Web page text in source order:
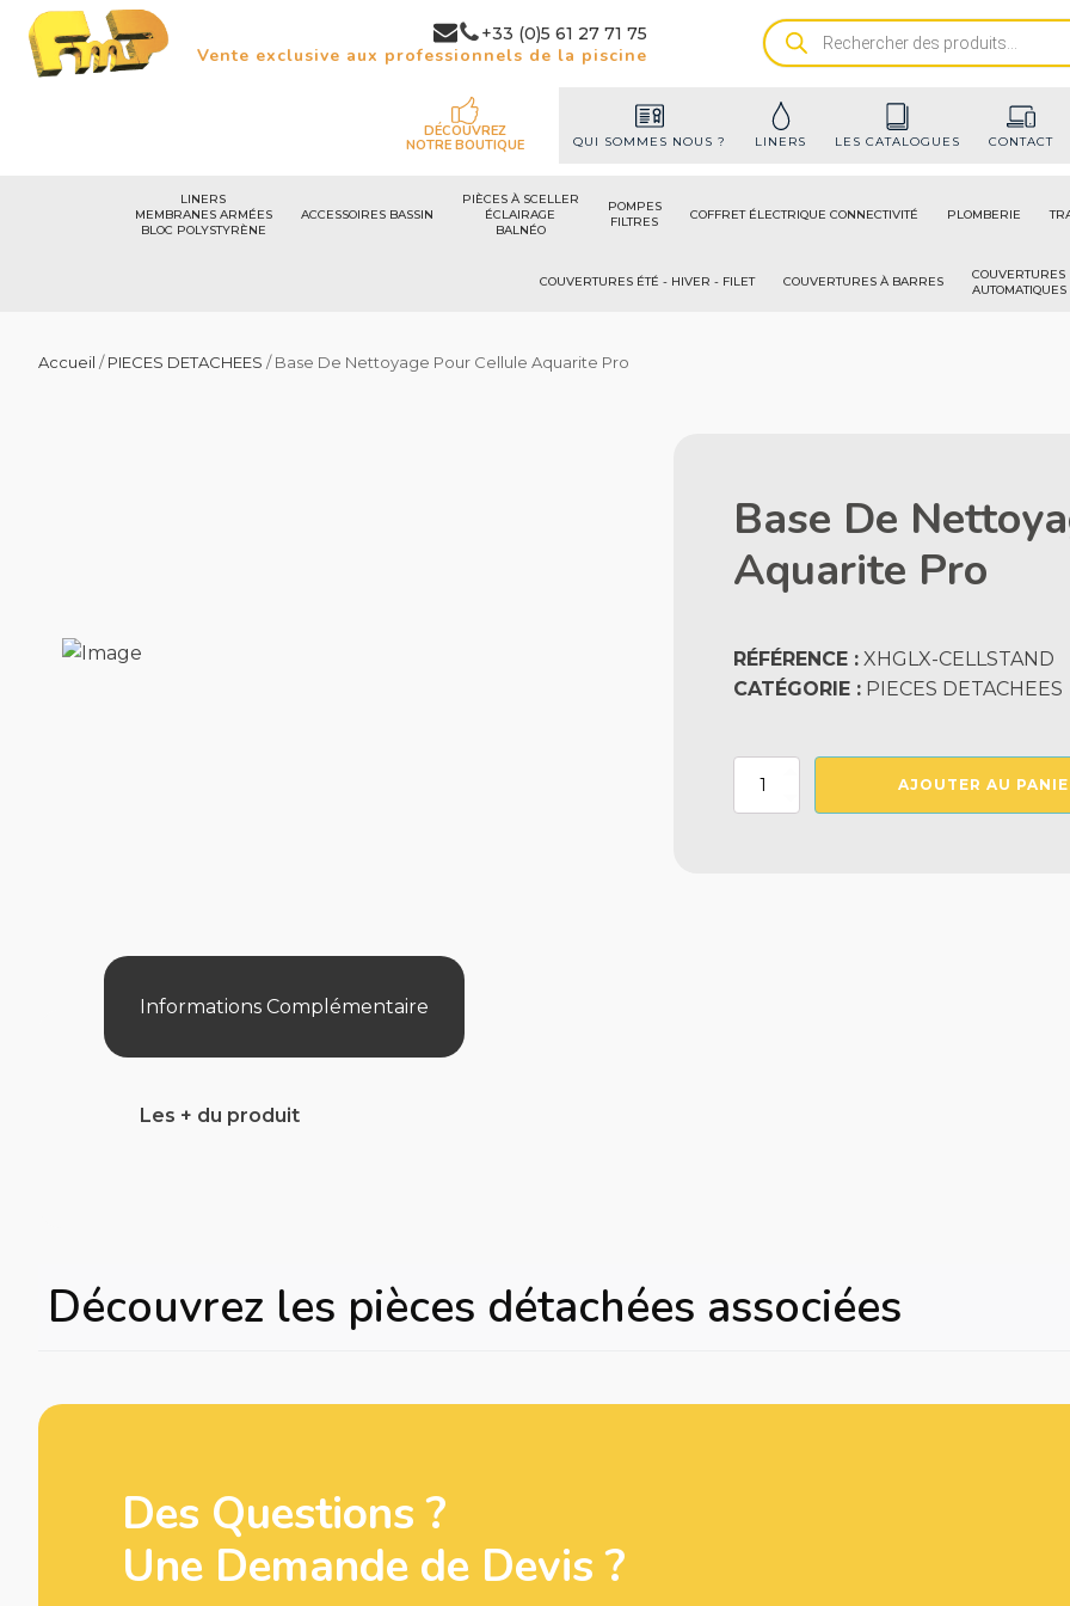
+33 (0)5 61 27 71 75
Vente exclusive aux professionnels de la piscine
Recherche
de
DÉCOUVREZ
NOTRE BOUTIQUE
QUI SOMMES NOUS ? LINERS LES CATALOGUES CONTACT
LINERS
MEMBRANES ARMÉES
BLOC POLYSTYRÈNE
ACCESSOIRES BASSIN
PIÈCES À SCELLER
ÉCLAIRAGE
BALNÉO
POMPES
FILTRES
COFFRET ÉLECTRIQUE CONNECTIVITÉ PLOMBERIE
COUVERTURES ÉTÉ - HIVER - FILET COUVERTURES À BARRES
COUVERTURES
AUTOMATIQUES
Accueil /PIECES DETACHEES / Base De Nettoyage Pour Cellule Aquarite Pro
Base De
Aquarite Pro
RÉFÉRENCE : XHGLX-CELLSTAND
CATÉGORIE : PIECES DETACHEES
quantité
AJOUTER AU
Informations Complémentaire
Les + du produit
Découvrez les pièces détachées associées
Des Questions ?
Une Demande de Devis ?